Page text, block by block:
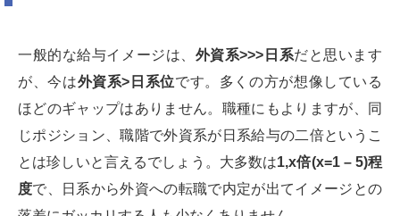
一般的な給与イメージは、 外資系>>>日系だと思います
が、今は外資系>日系位です。多くの方が想像している
ほどのギャップはありません。職種にもよりますが、同
じポジション、職階で外資系が日系給与の二倍というこ
とは珍しいと言えるでしょう。大多数は1,x倍(x=1 – 5)程
度で、日系から外資への転職で内定が出てイメージとの